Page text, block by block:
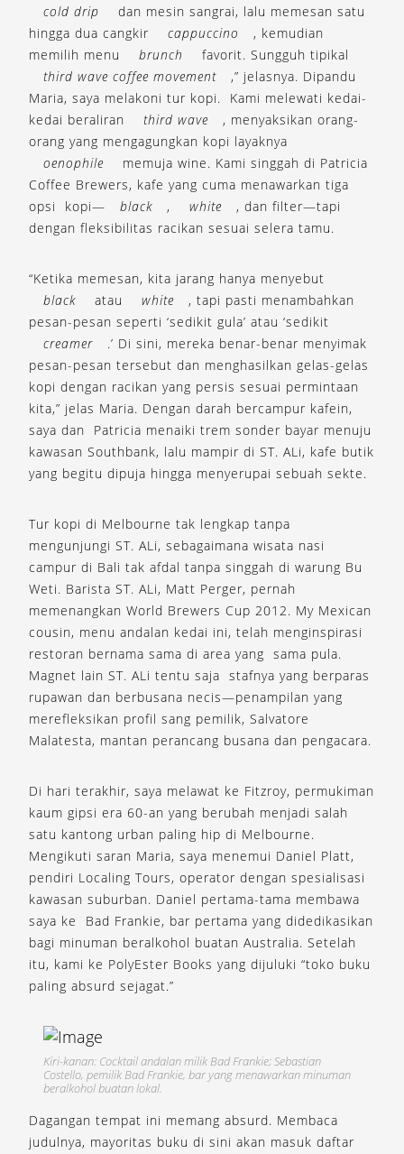
cold drip
dan mesin sangrai, lalu memesan satu
hingga dua cangkir
cappuccino
, kemudian
memilih menu
brunch
favorit. Sungguh tipikal
third wave coffee movement
,” jelasnya. Dipandu
Maria, saya melakoni tur kopi. Kami melewati kedai-
kedai beraliran
third wave
, menyaksikan orang-
orang yang mengagungkan kopi layaknya
oenophile
memuja wine. Kami singgah di Patricia
Coffee Brewers, kafe yang cuma menawarkan tiga
opsi kopi—
black , white
, dan filter—tapi
dengan fleksibilitas racikan sesuai selera tamu.
“Ketika memesan, kita jarang hanya menyebut
black
atau white
, tapi pasti menambahkan
pesan-pesan seperti ‘sedikit gula’ atau ‘sedikit
creamer
.’ Di sini, mereka benar-benar menyimak
pesan-pesan tersebut dan menghasilkan gelas-gelas
kopi dengan racikan yang persis sesuai permintaan
kita,” jelas Maria. Dengan darah bercampur kafein,
saya dan Patricia menaiki trem sonder bayar menuju
kawasan Southbank, lalu mampir di ST. ALi, kafe butik
yang begitu dipuja hingga menyerupai sebuah sekte.
Tur kopi di Melbourne tak lengkap tanpa
mengunjungi ST. ALi, sebagaimana wisata nasi
campur di Bali tak afdal tanpa singgah di warung Bu
Weti. Barista ST. ALi, Matt Perger, pernah
memenangkan World Brewers Cup 2012. My Mexican
cousin, menu andalan kedai ini, telah menginspirasi
restoran bernama sama di area yang sama pula.
Magnet lain ST. ALi tentu saja stafnya yang berparas
rupawan dan berbusana necis—penampilan yang
merefleksikan profil sang pemilik, Salvatore
Malatesta, mantan perancang busana dan pengacara.
Di hari terakhir, saya melawat ke Fitzroy, permukiman
kaum gipsi era 60-an yang berubah menjadi salah
satu kantong urban paling hip di Melbourne.
Mengikuti saran Maria, saya menemui Daniel Platt,
pendiri Localing Tours, operator dengan spesialisasi
kawasan suburban. Daniel pertama-tama membawa
saya ke Bad Frankie, bar pertama yang didedikasikan
bagi minuman beralkohol buatan Australia. Setelah
itu, kami ke PolyEster Books yang dijuluki “toko buku
paling absurd sejagat.”
Kiri-kanan: Cocktail andalan milik Bad Frankie; Sebastian
Costello, pemilik Bad Frankie, bar yang menawarkan minuman
beralkohol buatan lokal.
Dagangan tempat ini memang absurd. Membaca
judulnya, mayoritas buku di sini akan masuk daftar